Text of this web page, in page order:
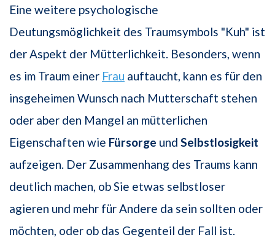
Eine weitere psychologische
Deutungsmöglichkeit des Traumsymbols "Kuh" ist
der Aspekt der Mütterlichkeit. Besonders, wenn
es im Traum einer Frau auftaucht, kann es für den
insgeheimen Wunsch nach Mutterschaft stehen
oder aber den Mangel an mütterlichen
Eigenschaften wie Fürsorge und Selbstlosigkeit
aufzeigen. Der Zusammenhang des Traums kann
deutlich machen, ob Sie etwas selbstloser
agieren und mehr für Andere da sein sollten oder
möchten, oder ob das Gegenteil der Fall ist.